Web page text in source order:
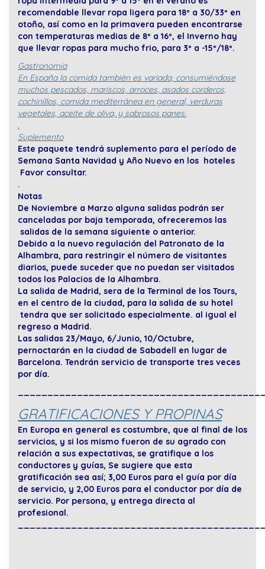
recomendable llevar ropa ligera para 18º a 30/33º en
otoño, así como en la primavera pueden encontrarse
con temperaturas medias de 8º a 16º, el Inverno hay
que llevar ropas para mucho frio, para 3º a -15º/18º.
Gastronomia
En España la comida también es variada, consumiéndose
muchos pescados, mariscos, arroces, asados corderos,
cochinillos, comida mediterránea en general, verduras
vegetales, aceite de oliva, y sabrosos panes.
.
Suplemento
Este paquete tendrá suplemento para el período de
Semana Santa Navidad y Año Nuevo en los hoteles
Favor consultar.
.
Notas
De Noviembre a Marzo alguna salidas podrán ser
canceladas por baja temporada, ofreceremos las
salidas de la semana siguiente o anterior.
Debido a la nuevo regulación del Patronato de la
Alhambra, para restringir el número de visitantes
diarios, puede suceder que no puedan ser visitados
todos los Palacios de la Alhambra.
La salida de Madrid, sera de la Terminal de los Tours,
en el centro de la ciudad, para la salida de su hotel
tendra que ser solicitado especialmente. al igual el
regreso a Madrid.
Las salidas 23/Mayo, 6/Junio, 10/Octubre,
pernoctarán en la ciudad de Sabadell en lugar de
Barcelona. Tendrán servicio de transporte tres veces
por día.
GRATIFICACIONES Y PROPINAS
En Europa en general es costumbre, que al final de los
servicios, y si los mismo fueron de su agrado con
relación a sus expectativas, se gratifique a los
conductores y guías, Se sugiere que esta
gratificación sea así; 3,00 Euros para el guía por día
de servicio, y 2,00 Euros para el conductor por día de
servicio. Por persona, y entrega directa al
profesional.